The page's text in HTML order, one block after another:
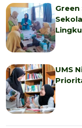
Green
UMS